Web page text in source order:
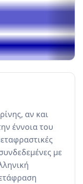
αν και
έννοια του
με